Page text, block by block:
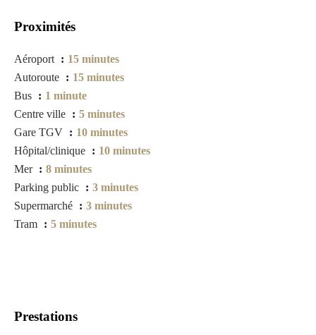
Proximités
Aéroport
15 minutes
Autoroute
15 minutes
Bus
1 minute
Centre ville
5 minutes
Gare TGV
10 minutes
Hôpital/clinique
10 minutes
Mer
8 minutes
Parking public
3 minutes
Supermarché
3 minutes
Tram
5 minutes
Prestations